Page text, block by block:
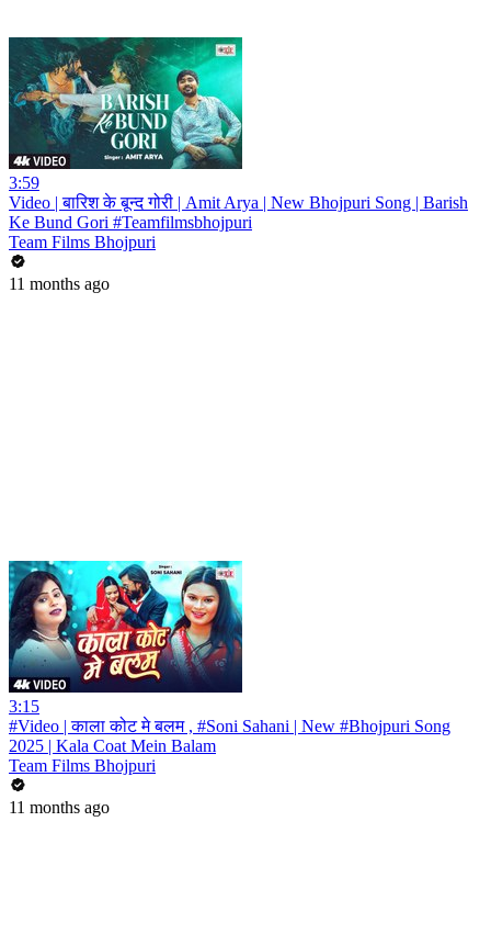
3:59
Video | बारिश के बून्द गोरी | Amit Arya | New Bhojpuri Song | Barish
Ke Bund Gori #Teamfilmsbhojpuri
Team Films Bhojpuri
11 months ago
3:15
#Video | काला कोट मे बलम , #Soni Sahani | New #Bhojpuri Song
2025 | Kala Coat Mein Balam
Team Films Bhojpuri
11 months ago